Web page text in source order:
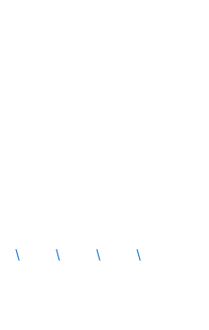
\ \ \ \